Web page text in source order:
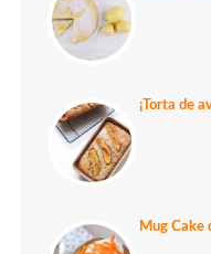
¡Torta de
Mug Cake